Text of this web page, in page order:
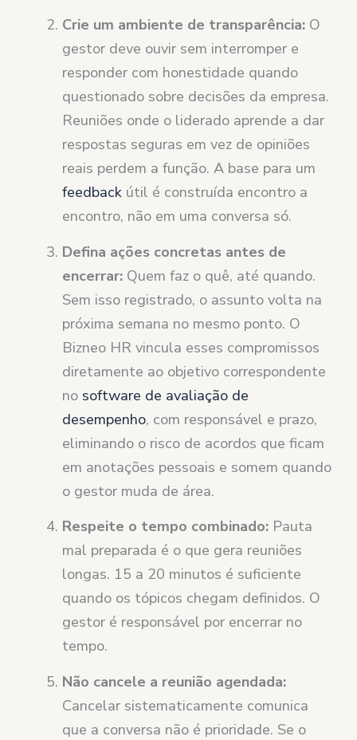
Crie um ambiente de transparência: O
gestor deve ouvir sem interromper e
responder com honestidade quando
questionado sobre decisões da empresa.
Reuniões onde o liderado aprende a dar
respostas seguras em vez de opiniões
reais perdem a função. A base para um
feedback útil é construída encontro a
encontro, não em uma conversa só.
Defina ações concretas antes de
encerrar: Quem faz o quê, até quando.
Sem isso registrado, o assunto volta na
próxima semana no mesmo ponto. O
Bizneo HR vincula esses compromissos
diretamente ao objetivo correspondente
no software de avaliação de
desempenho, com responsável e prazo,
eliminando o risco de acordos que ficam
em anotações pessoais e somem quando
o gestor muda de área.
Respeite o tempo combinado: Pauta
mal preparada é o que gera reuniões
longas. 15 a 20 minutos é suficiente
quando os tópicos chegam definidos. O
gestor é responsável por encerrar no
tempo.
Não cancele a reunião agendada:
Cancelar sistematicamente comunica
que a conversa não é prioridade. Se o